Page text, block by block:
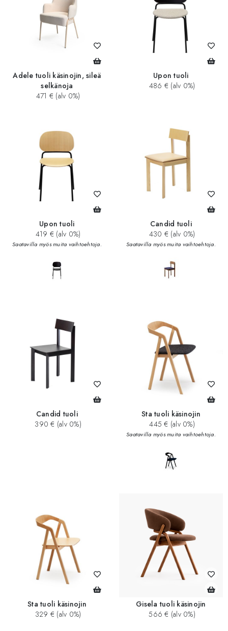
Adele tuoli käsinojin, sileä
selkänoja
471 € (alv 0%)
Upon tuoli
486 € (alv 0%)
Upon tuoli
419 € (alv 0%)
Saatavilla myös muita vaihtoehtoja.
Candid tuoli
430 € (alv 0%)
Saatavilla myös muita vaihtoehtoja.
Candid tuoli
390 € (alv 0%)
Sta tuoli käsinojin
445 € (alv 0%)
Saatavilla myös muita vaihtoehtoja.
Sta tuoli käsinojin
329 € (alv 0%)
Gisela tuoli käsinojin
566 € (alv 0%)